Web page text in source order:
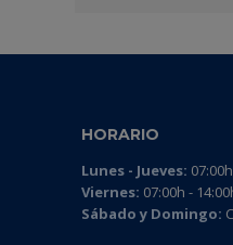
HORARIO
Lunes - Jueves:
Viernes: 07:00h -
Sábado y Domingo: